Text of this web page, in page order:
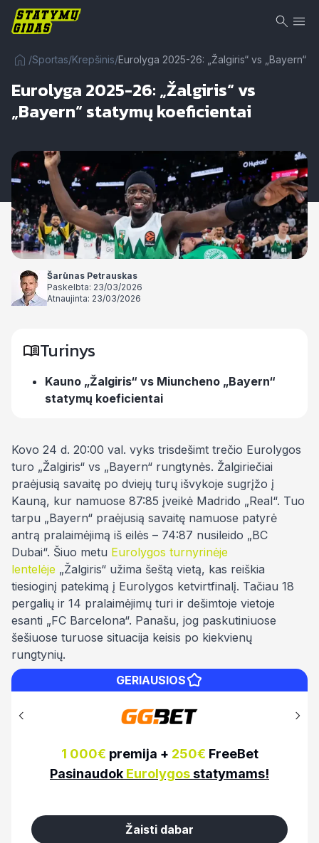
/Sportas/Krepšinis/Eurolyga 2025-26: „Žalgiris“ vs „Bayern“
Eurolyga 2025-26: „Žalgiris“ vs
„Bayern“ statymų koeficientai
Šarūnas Petrauskas
Paskelbta: 23/03/2026
Atnaujinta: 23/03/2026
Turinys
Kauno „Žalgiris“ vs Miuncheno „Bayern“
statymų koeficientai
Kovo 24 d. 20:00 val. vyks trisdešimt trečio Eurolygos
turo „Žalgiris“ vs „Bayern“ rungtynės. Žalgiriečiai
praėjusią savaitę po dviejų turų išvykoje sugrįžo į
Kauną, kur namuose 87:85 įveikė Madrido „Real“. Tuo
tarpu „Bayern“ praėjusią savaitę namuose patyrė
antrą pralaimėjimą iš eilės – 74:87 nusileido „BC
Dubai“. Šiuo metu Eurolygos turnyrinėje
lentelėje „Žalgiris“ užima šeštą vietą, kas reiškia
tiesioginį patekimą į Eurolygos ketvirtfinalį. Tačiau 18
pergalių ir 14 pralaimėjimų turi ir dešimtoje vietoje
esanti „FC Barcelona“. Panašu, jog paskutiniuose
šešiuose turuose situacija keisis po kiekvienų
rungtynių.
GERIAUSIOS
150%premija iki100€
Pasinaudok Eurolygosstatymams!
Žaisti dabar